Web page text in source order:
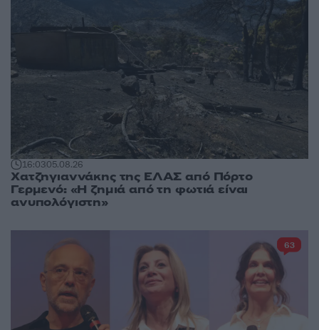
16:0305.08.26
Χατζηγιαννάκης της ΕΛΑΣ από Πόρτο
Γερμενό: «Η ζημιά από τη φωτιά είναι
ανυπολόγιστη»
63